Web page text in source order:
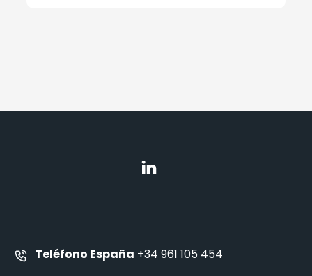
Teléfono España +34 961 105 454